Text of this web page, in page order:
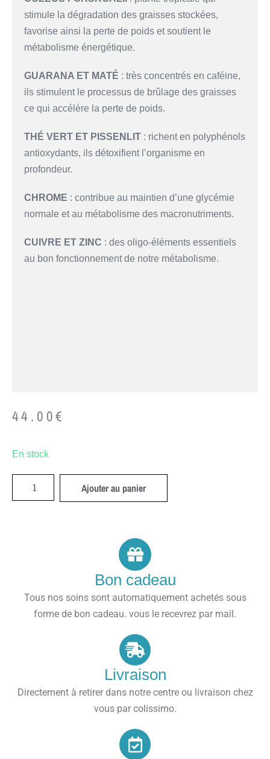
stimule la dégradation des graisses stockées,
favorise ainsi la perte de poids et soutient le
métabolisme énergétique.
GUARANA ET MATÉ : très concentrés en caféine,
ils stimulent le processus de brûlage des graisses
ce qui accélère la perte de poids.
THÉ VERT ET PISSENLIT : richent en polyphénols
antioxydants, ils détoxifient l’organisme en
profondeur.
CHROME : contribue au maintien d’une glycémie
normale et au métabolisme des macronutriments.
CUIVRE ET ZINC : des oligo-éléments essentiels
au bon fonctionnement de notre métabolisme.
44.00€
En stock
Ajouter au panier
Bon cadeau
Tous nos soins sont automatiquement achetés sous
forme de bon cadeau. vous le recevrez par mail.
Livraison
Directement à retirer dans notre centre ou livraison chez
vous par colissimo.